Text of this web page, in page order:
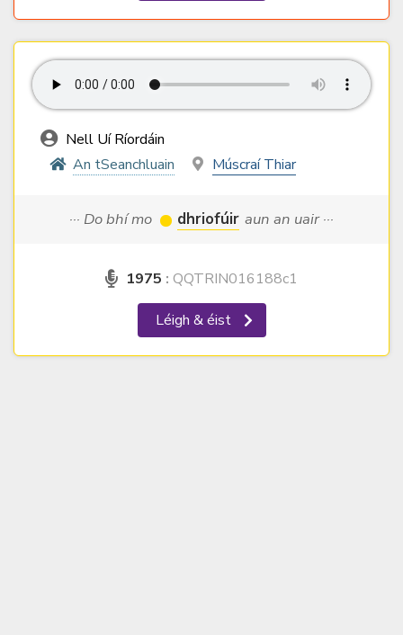
Nell Uí Ríordáin
An tSeanchluain
Múscraí Thiar
··· Do bhí mo dhriofúir aun an uair ···
1975 : QQTRIN016188c1
Léigh & éist